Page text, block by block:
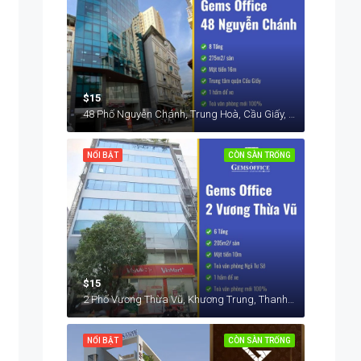
$15
48 Phố Nguyễn Chánh, Trung Hoà, Cầu Giấy, Hà Nội, Việt Nam
CÒN SÀN TRỐNG
NỔI BẬT
$15
CÒN SÀN TRỐNG
NỔI BẬT